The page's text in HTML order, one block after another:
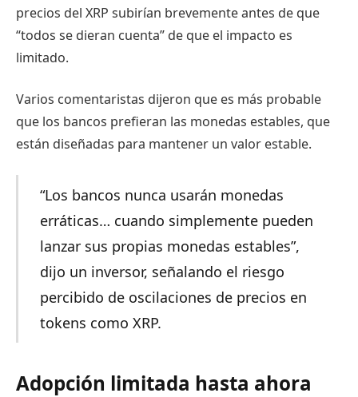
precios del XRP subirían brevemente antes de que
“todos se dieran cuenta” de que el impacto es
limitado.
Varios comentaristas dijeron que es más probable
que los bancos prefieran las monedas estables, que
están diseñadas para mantener un valor estable.
“Los bancos nunca usarán monedas
erráticas… cuando simplemente pueden
lanzar sus propias monedas estables”,
dijo un inversor, señalando el riesgo
percibido de oscilaciones de precios en
tokens como XRP.
Adopción limitada hasta ahora